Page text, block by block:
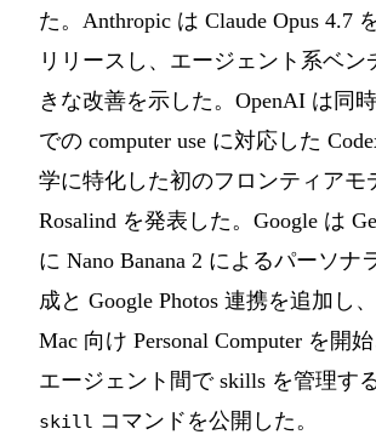
た。Anthropic は Claude Opus 4.7
リリースし、エージェント系ベン
きな改善を示した。OpenAI は同
での computer use に対応した
学に特化した初のフロンティアモ
Rosalind を発表した。Google は
に Nano Banana 2 によるパーソナ
成と Google Photos 連携を追加し
Mac 向け Personal Computer を開
エージェント間で skills を管理す
skill コマンドを公開した。